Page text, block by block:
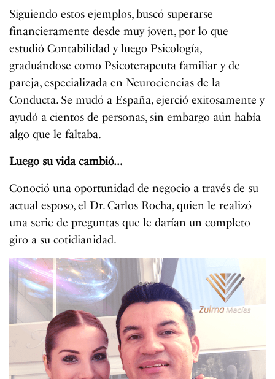
Siguiendo estos ejemplos, buscó superarse
financieramente desde muy joven, por lo que
estudió Contabilidad y luego Psicología,
graduándose como Psicoterapeuta familiar y de
pareja, especializada en Neurociencias de la
Conducta. Se mudó a España, ejerció exitosamente y
ayudó a cientos de personas, sin embargo aún había
algo que le faltaba.
Luego su vida cambió…
Conoció una oportunidad de negocio a través de su
actual esposo, el Dr. Carlos Rocha, quien le realizó
una serie de preguntas que le darían un completo
giro a su cotidianidad.